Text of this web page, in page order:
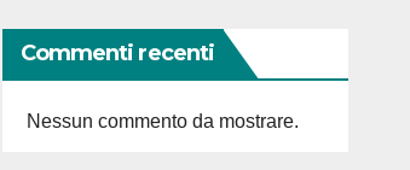
Commenti recenti
Nessun commento da mostrare.